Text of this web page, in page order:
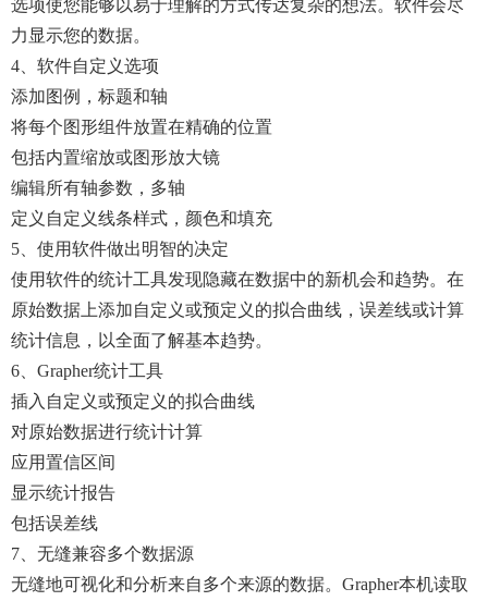
选项使您能够以易于理解的方式传达复杂的想法。软件会尽
力显示您的数据。
4、软件自定义选项
添加图例，标题和轴
将每个图形组件放置在精确的位置
包括内置缩放或图形放大镜
编辑所有轴参数，多轴
定义自定义线条样式，颜色和填充
5、使用软件做出明智的决定
使用软件的统计工具发现隐藏在数据中的新机会和趋势。在
原始数据上添加自定义或预定义的拟合曲线，误差线或计算
统计信息，以全面了解基本趋势。
6、Grapher统计工具
插入自定义或预定义的拟合曲线
对原始数据进行统计计算
应用置信区间
显示统计报告
包括误差线
7、无缝兼容多个数据源
无缝地可视化和分析来自多个来源的数据。Grapher本机读取